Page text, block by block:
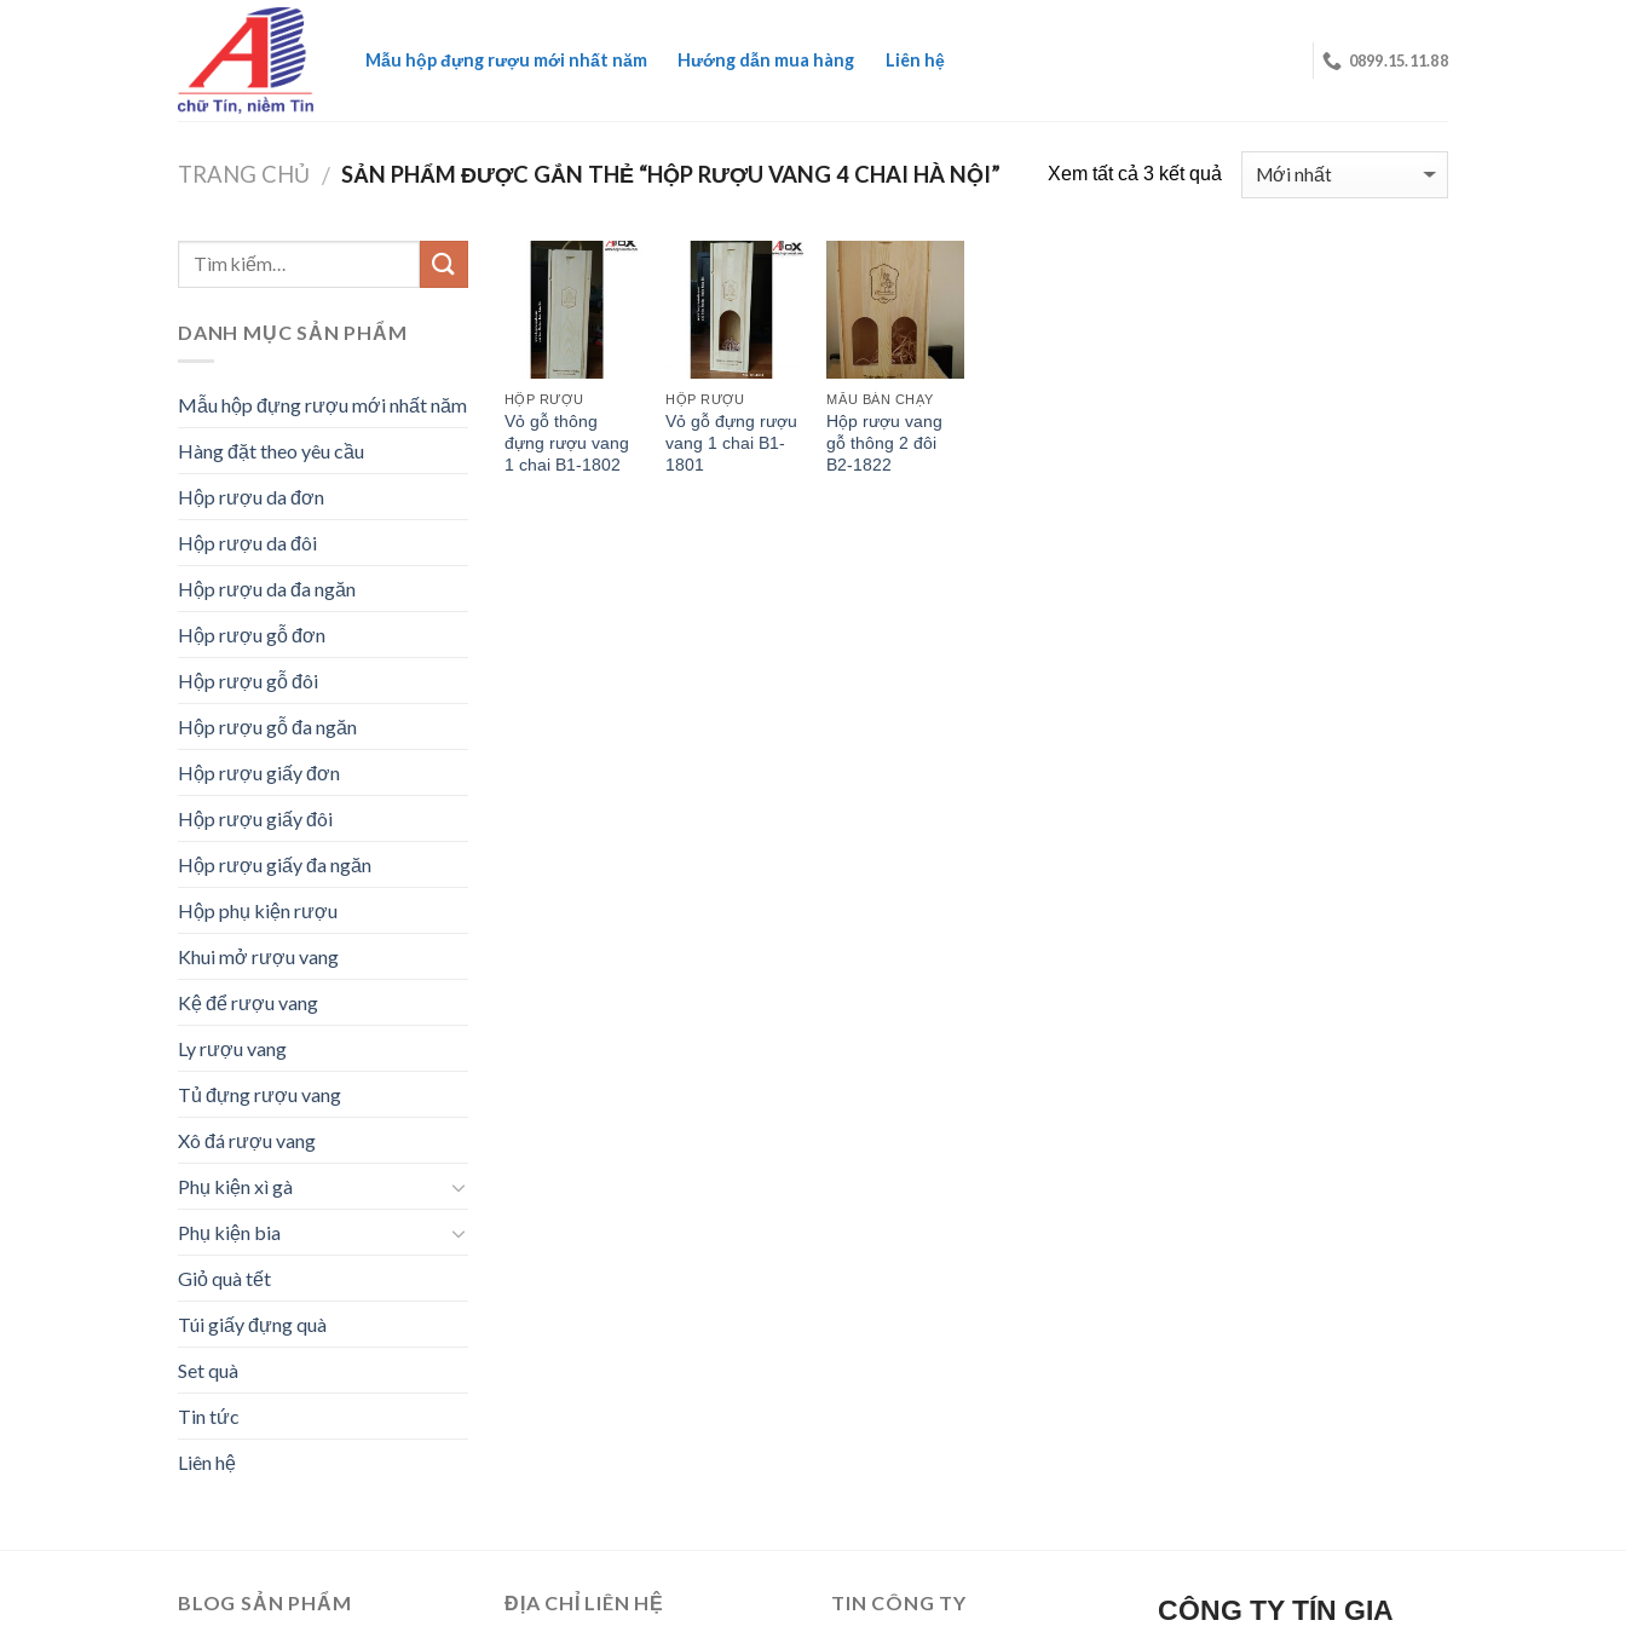
Mẫu hộp đựng rượu mới nhất năm Hướng dẫn mua hàng Liên hệ 0899.15.11.88
TRANG CHỦ / SẢN PHẨM ĐƯỢC GẮN THẺ “HỘP RƯỢU VANG 4 CHAI HÀ NỘI” Xem tất cả 3 kết quả
DANH MỤC SẢN PHẨM
Mẫu hộp đựng rượu mới nhất năm
Hàng đặt theo yêu cầu
Hộp rượu da đơn
Hộp rượu da đôi
Hộp rượu da đa ngăn
Hộp rượu gỗ đơn
Hộp rượu gỗ đôi
Hộp rượu gỗ đa ngăn
Hộp rượu giấy đơn
Hộp rượu giấy đôi
Hộp rượu giấy đa ngăn
Hộp phụ kiện rượu
Khui mở rượu vang
Kệ để rượu vang
Ly rượu vang
Tủ đựng rượu vang
Xô đá rượu vang
Phụ kiện xì gà
Phụ kiện bia
Giỏ quà tết
Túi giấy đựng quà
Set quà
Tin tức
Liên hệ
HỘP RƯỢU
Vỏ gỗ thông
đựng rượu vang
1 chai B1-1802
HỘP RƯỢU
Vỏ gỗ đựng rượu
vang 1 chai B1-
1801
MẪU BÁN CHẠY
Hộp rượu vang
gỗ thông 2 đôi
B2-1822
BLOG SẢN PHẨM ĐỊA CHỈ LIÊN HỆ TIN CÔNG TY CÔNG TY TÍN GIA